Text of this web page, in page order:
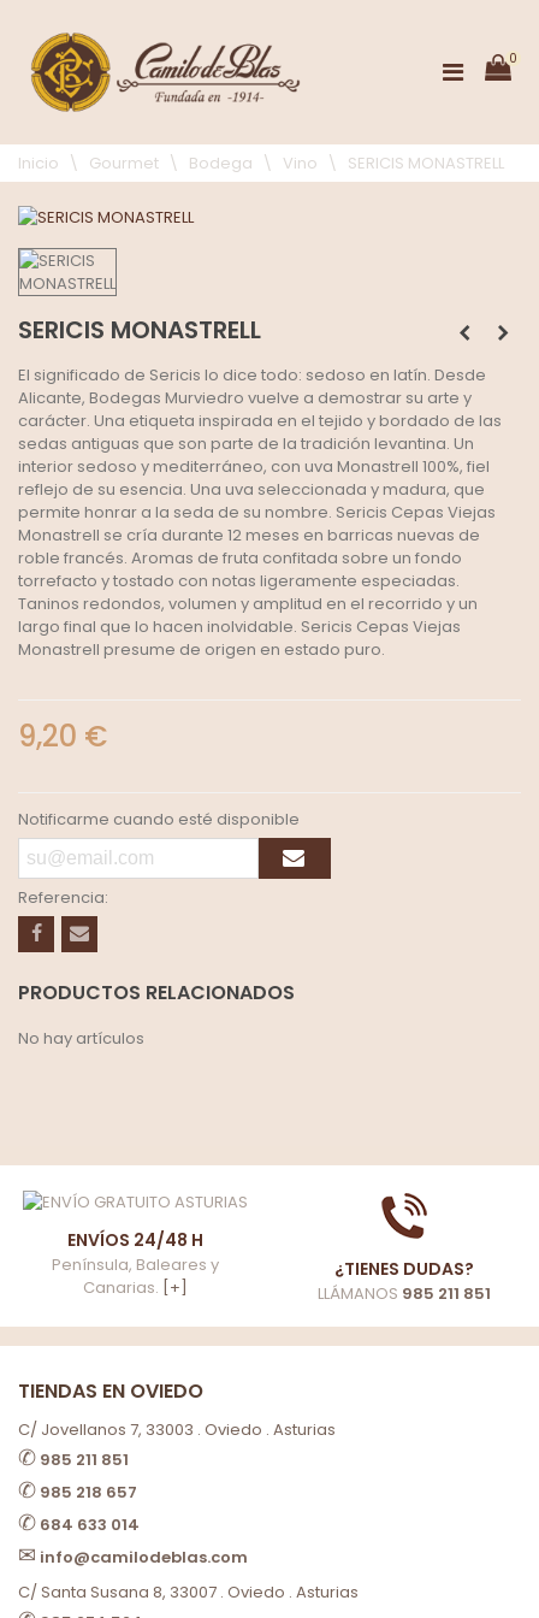
0
Inicio \ Gourmet \ Bodega \ Vino \ SERICIS MONASTRELL
SERICIS MONASTRELL
El significado de Sericis lo dice todo: sedoso en latín. Desde
Alicante, Bodegas Murviedro vuelve a demostrar su arte y
carácter. Una etiqueta inspirada en el tejido y bordado de las
sedas antiguas que son parte de la tradición levantina. Un
interior sedoso y mediterráneo, con uva Monastrell 100%, fiel
reflejo de su esencia. Una uva seleccionada y madura, que
permite honrar a la seda de su nombre. Sericis Cepas Viejas
Monastrell se cría durante 12 meses en barricas nuevas de
roble francés. Aromas de fruta confitada sobre un fondo
torrefacto y tostado con notas ligeramente especiadas.
Taninos redondos, volumen y amplitud en el recorrido y un
largo final que lo hacen inolvidable. Sericis Cepas Viejas
Monastrell presume de origen en estado puro.
9,20 €
Notificarme cuando esté disponible
Referencia:
PRODUCTOS RELACIONADOS
No hay artículos
ENVÍOS 24/48 H
Península, Baleares y
Canarias. [+]
¿TIENES DUDAS?
LLÁMANOS 985 211 851
TIENDAS EN OVIEDO
C/ Jovellanos 7, 33003 . Oviedo . Asturias
✆ 985 211 851
✆ 985 218 657
✆ 684 633 014
✉ info@camilodeblas.com
C/ Santa Susana 8, 33007 . Oviedo . Asturias